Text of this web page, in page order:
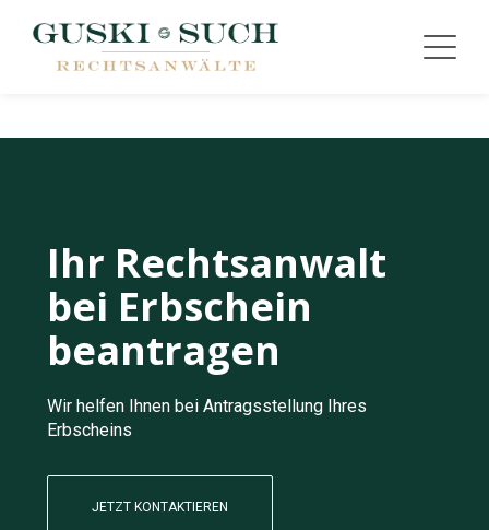
Ihr Rechtsanwalt
bei Erbschein
beantragen
Wir helfen Ihnen bei Antragsstellung Ihres
Erbscheins
JETZT KONTAKTIEREN